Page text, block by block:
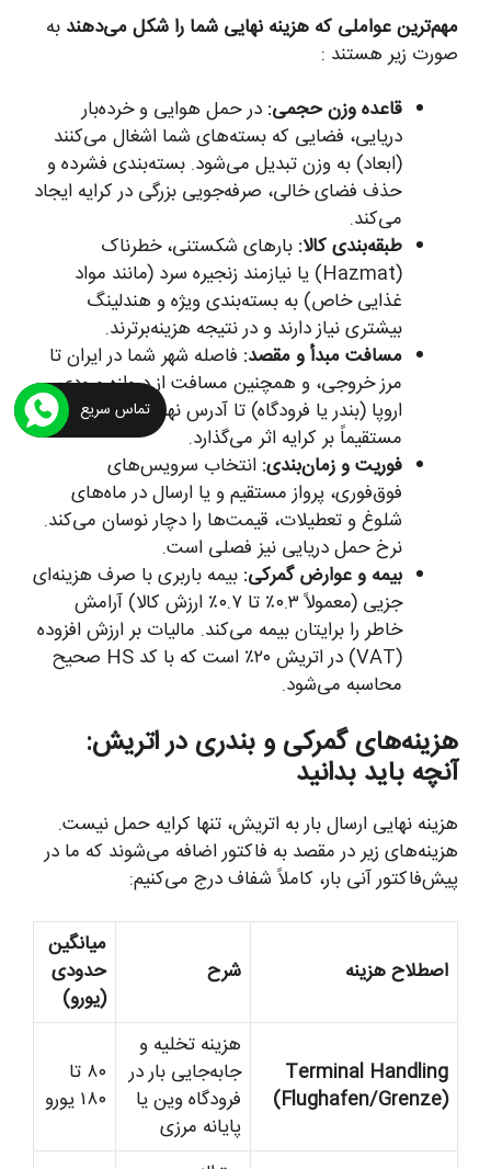
مهم‌ترین عواملی که هزینه نهایی شما را شکل می‌دهند به
صورت زیر هستند :
قاعده وزن حجمی: در حمل هوایی و خرده‌بار
دریایی، فضایی که بسته‌های شما اشغال می‌کنند
(ابعاد) به وزن تبدیل می‌شود. بسته‌بندی فشرده و
حذف فضای خالی، صرفه‌جویی بزرگی در کرایه ایجاد
می‌کند.
طبقه‌بندی کالا: بارهای شکستنی، خطرناک
(Hazmat) یا نیازمند زنجیره سرد (مانند مواد
غذایی خاص) به بسته‌بندی ویژه و هندلینگ
بیشتری نیاز دارند و در نتیجه هزینه‌برترند.
مسافت مبدأ و مقصد: فاصله شهر شما در ایران تا
مرز خروجی، و همچنین مسافت از دروازه ورودی
اروپا (بندر یا فرودگاه) تا آدرس نهایی در اتریش،
مستقیماً بر کرایه اثر می‌گذارد.
فوریت و زمان‌بندی: انتخاب سرویس‌های
فوق‌فوری، پرواز مستقیم و یا ارسال در ماه‌های
شلوغ و تعطیلات، قیمت‌ها را دچار نوسان می‌کند.
نرخ حمل دریایی نیز فصلی است.
بیمه و عوارض گمرکی: بیمه باربری با صرف هزینه‌ای
جزیی (معمولاً ۰.۳٪ تا ۰.۷٪ ارزش کالا) آرامش
خاطر را برایتان بیمه می‌کند. مالیات بر ارزش افزوده
(VAT) در اتریش ۲۰٪ است که با کد HS صحیح
محاسبه می‌شود.
هزینه‌های گمرکی و بندری در اتریش:
آنچه باید بدانید
هزینه نهایی ارسال بار به اتریش، تنها کرایه حمل نیست.
هزینه‌های زیر در مقصد به فاکتور اضافه می‌شوند که ما در
پیش‌فاکتور آنی بار، کاملاً شفاف درج می‌کنیم:
اصطلاح هزینه شرح
میانگین
حدودی
(یورو)
Terminal Handling
(Flughafen/Grenze)
هزینه تخلیه و
جابه‌جایی بار در
فرودگاه وین یا
پایانه مرزی
۸۰ تا
۱۸۰ یورو
تماس سریع